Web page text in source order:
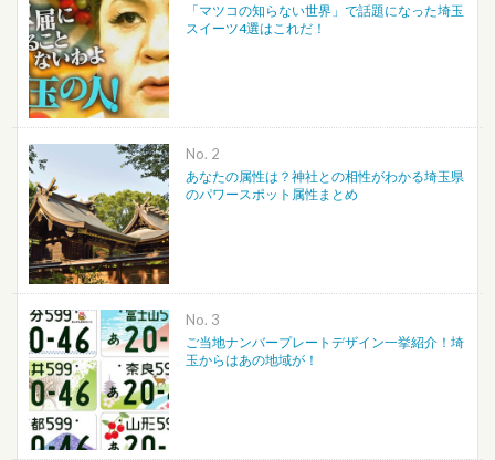
「マツコの知らない世界」で話題になった埼玉
スイーツ4選はこれだ！
No.
あなたの属性は？神社との相性がわかる埼玉県
のパワースポット属性まとめ
No.
ご当地ナンバープレートデザイン一挙紹介！埼
玉からはあの地域が！